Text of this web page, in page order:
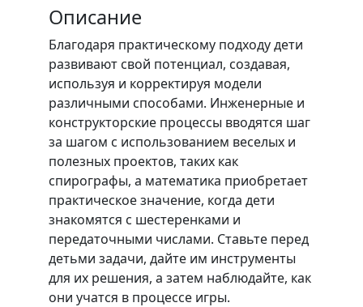
Описание
Благодаря практическому подходу дети
развивают свой потенциал, создавая,
используя и корректируя модели
различными способами. Инженерные и
конструкторские процессы вводятся шаг
за шагом с использованием веселых и
полезных проектов, таких как
спирографы, а математика приобретает
практическое значение, когда дети
знакомятся с шестеренками и
передаточными числами. Ставьте перед
детьми задачи, дайте им инструменты
для их решения, а затем наблюдайте, как
они учатся в процессе игры.